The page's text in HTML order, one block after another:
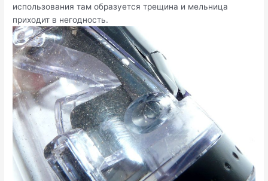
использования там образуется трещина и мельница
приходит в негодность.